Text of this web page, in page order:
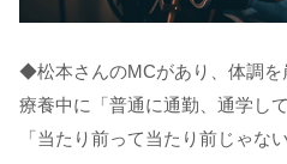
◆松本さんのMCがあり、体調を
療養中に「普通に通勤、通学し
「当たり前って当たり前じゃな